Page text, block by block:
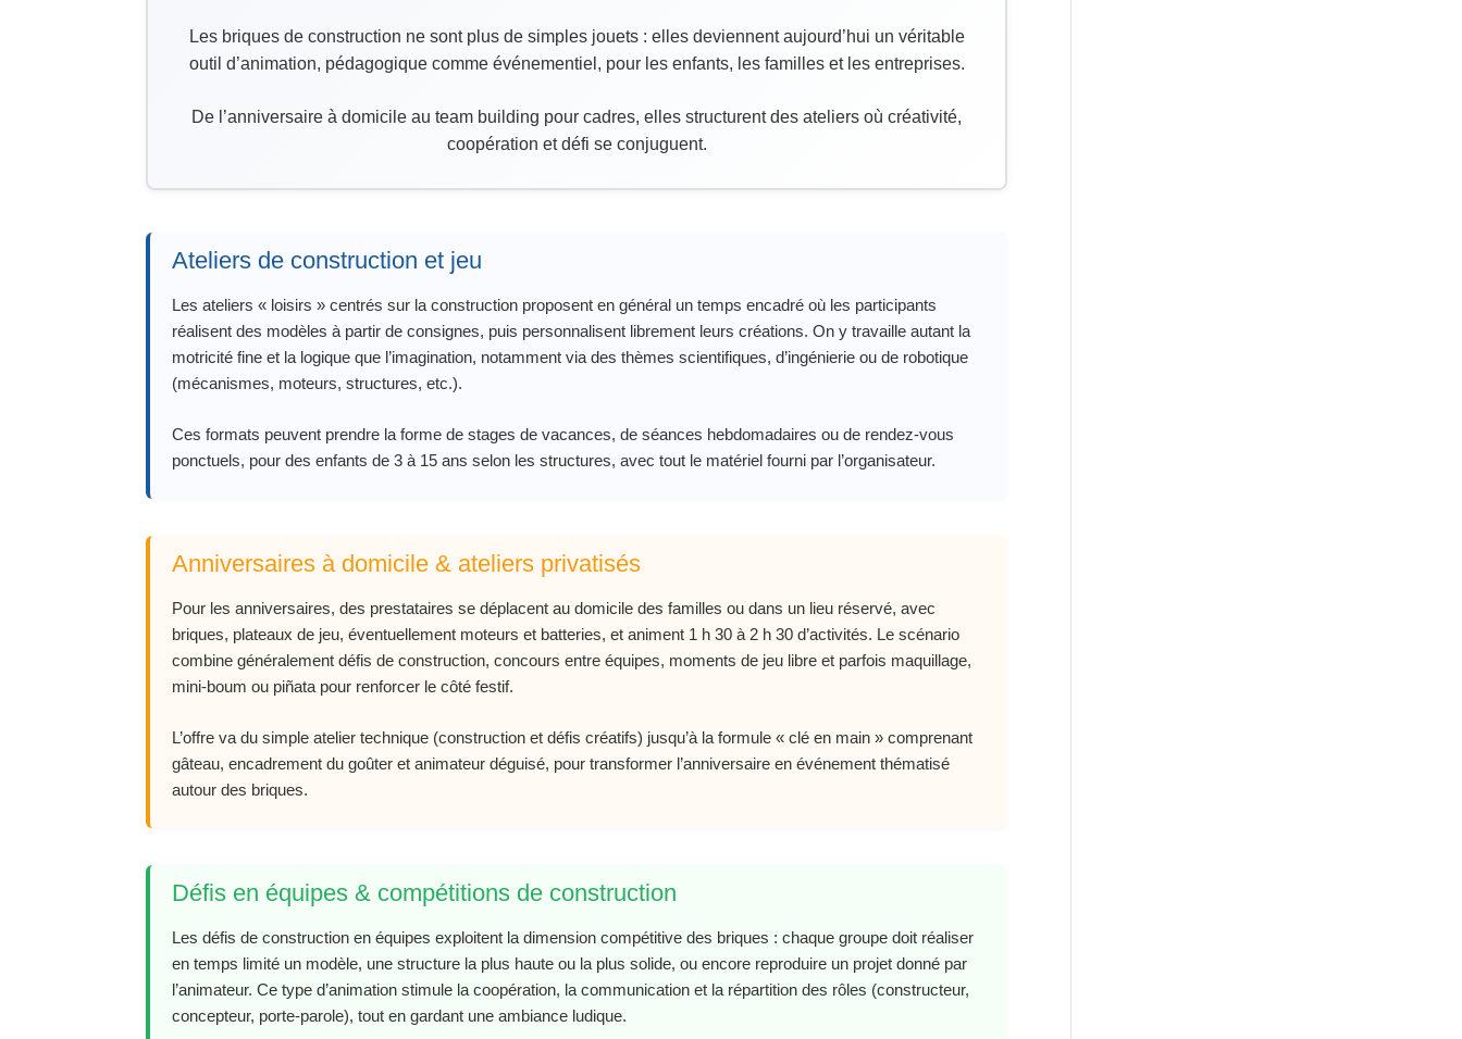
Les briques de construction ne sont plus de simples jouets : elles deviennent aujourd’hui un véritable
outil d’animation, pédagogique comme événementiel, pour les enfants, les familles et les entreprises.
De l’anniversaire à domicile au team building pour cadres, elles structurent des ateliers où créativité,
coopération et défi se conjuguent.
Ateliers de construction et jeu
Les ateliers « loisirs » centrés sur la construction proposent en général un temps encadré où les participants
réalisent des modèles à partir de consignes, puis personnalisent librement leurs créations. On y travaille autant la
motricité fine et la logique que l’imagination, notamment via des thèmes scientifiques, d’ingénierie ou de robotique
(mécanismes, moteurs, structures, etc.).
Ces formats peuvent prendre la forme de stages de vacances, de séances hebdomadaires ou de rendez‑vous
ponctuels, pour des enfants de 3 à 15 ans selon les structures, avec tout le matériel fourni par l’organisateur.
Anniversaires à domicile & ateliers privatisés
Pour les anniversaires, des prestataires se déplacent au domicile des familles ou dans un lieu réservé, avec
briques, plateaux de jeu, éventuellement moteurs et batteries, et animent 1 h 30 à 2 h 30 d’activités. Le scénario
combine généralement défis de construction, concours entre équipes, moments de jeu libre et parfois maquillage,
mini‑boum ou piñata pour renforcer le côté festif.
L’offre va du simple atelier technique (construction et défis créatifs) jusqu’à la formule « clé en main » comprenant
gâteau, encadrement du goûter et animateur déguisé, pour transformer l’anniversaire en événement thématisé
autour des briques.
Défis en équipes & compétitions de construction
Les défis de construction en équipes exploitent la dimension compétitive des briques : chaque groupe doit réaliser
en temps limité un modèle, une structure la plus haute ou la plus solide, ou encore reproduire un projet donné par
l’animateur. Ce type d’animation stimule la coopération, la communication et la répartition des rôles (constructeur,
concepteur, porte‑parole), tout en gardant une ambiance ludique.